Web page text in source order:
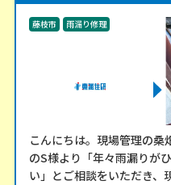
藤枝市 雨漏り修理
こんにちは。現場管理の桑畑です。 今回は
のS様より「年々雨漏りが
い」とご相談をいただき、